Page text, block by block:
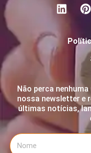
Não perca
nossa newsletter e
últimas notícias,